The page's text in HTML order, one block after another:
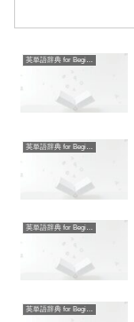
英単語辞典 for Beginners
英単語辞典 for Beginners
英単語辞典 for Beginners
英単語辞典 for Beginners